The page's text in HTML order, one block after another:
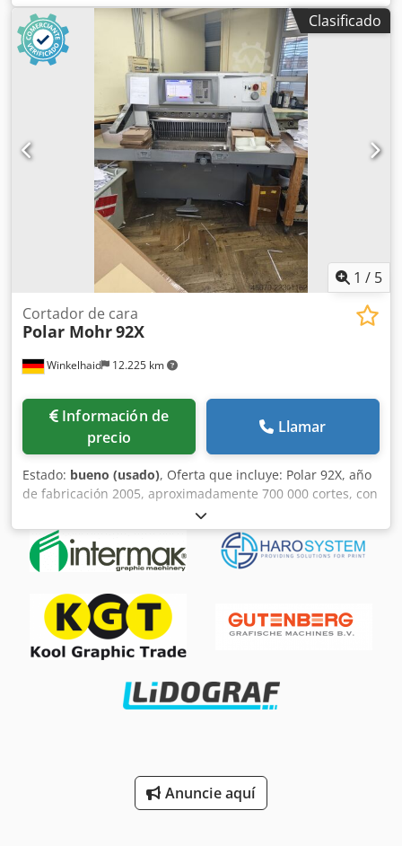
Clasificado
1 / 5
Winkelhaid 12.225 km
Cortador de cara
Polar Mohr92X
Información de
precio
Llamar
Estado: bueno (usado), Oferta que incluye: Polar 92X, año
de fabricación 2005, aproximadamente 700 000 cortes, con
cuchillas de repuesto incluidas, mesas laterales de
fundición. Posibilidad de inspección y demostración.
Disponible de inmediato. Codpozkwtmsfx Aa Torf
Anuncie aquí